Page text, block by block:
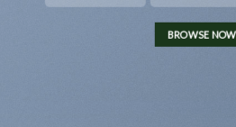
BROWSE NOW